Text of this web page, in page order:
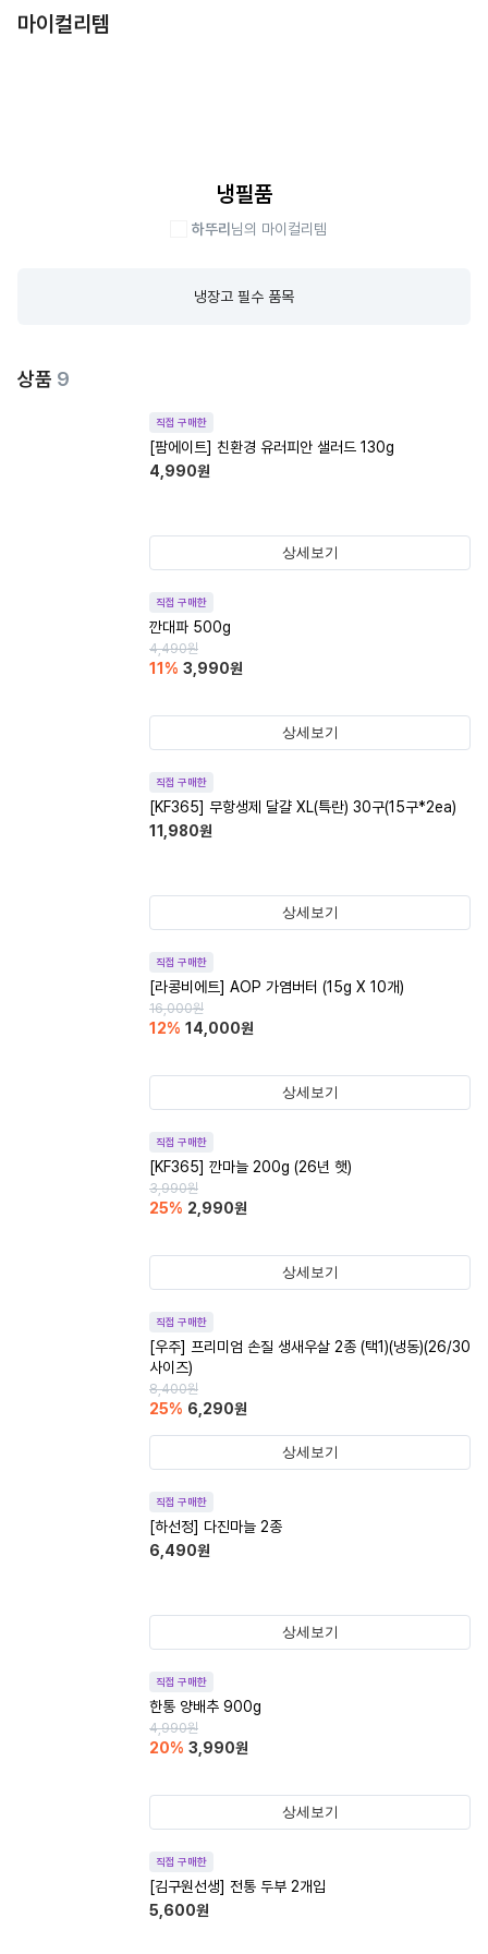
마이컬리템
냉필품
하뚜리 님의 마이컬리템
냉장고 필수 품목
상품 9
직접 구매한
[팜에이트] 친환경 유러피안 샐러드 130g
4,990원
상세보기
직접 구매한
깐대파 500g
4,490원
11 % 3,990원
상세보기
직접 구매한
[KF365] 무항생제 달걀 XL(특란) 30구(15구*2ea)
11,980원
상세보기
직접 구매한
[라콩비에트] AOP 가염버터 (15g X 10개)
16,000원
12% 14,000원
상세보기
직접 구매한
[KF365] 깐마늘 200g (26년 햇)
3,990원
25% 2,990원
상세보기
직접 구매한
[우주] 프리미엄 손질 생새우살 2종 (택1)(냉동)(26/30
사이즈)
8,400원
25% 6,290원
상세보기
직접 구매한
[하선정] 다진마늘 2종
6,490원
상세보기
직접 구매한
한통 양배추 900g
4,990원
20% 3,990원
상세보기
직접 구매한
[김구원선생] 전통 두부 2개입
5,600원